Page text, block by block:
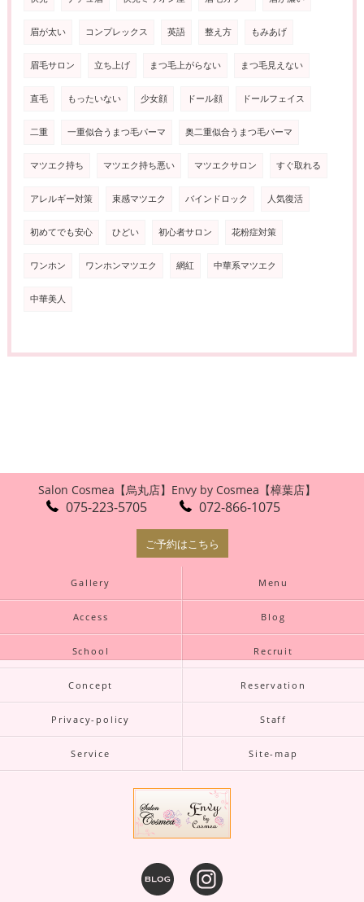
眉が太い コンプレックス 英語 整え方 もみあげ
眉毛サロン 立ち上げ まつ毛上がらない まつ毛見えない
直毛 もったいない 少女顔 ドール顔 ドールフェイス
二重 一重似合うまつ毛パーマ 奥二重似合うまつ毛パーマ
マツエク持ち マツエク持ち悪い マツエクサロン すぐ取れる
アレルギー対策 束感マツエク バインドロック 人気復活
初めてでも安心 ひどい 初心者サロン 花粉症対策
ワンホン ワンホンマツエク 網紅 中華系マツエク
中華美人
Salon Cosmea【烏丸店】
075-223-5705
Envy by Cosmea【樟葉店】
072-866-1075
ご予約はこちら
Gallery Menu
Access Blog
School Recruit
Concept Reservation
Privacy-policy Staff
Service Site-map